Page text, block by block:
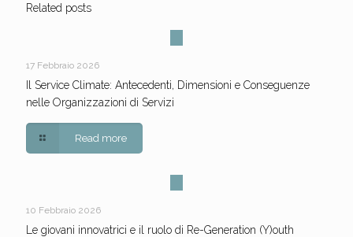
Related posts
17 Febbraio 2026
Il Service Climate: Antecedenti, Dimensioni e Conseguenze
nelle Organizzazioni di Servizi
Read more
10 Febbraio 2026
Le giovani innovatrici e il ruolo di Re-Generation (Y)outh